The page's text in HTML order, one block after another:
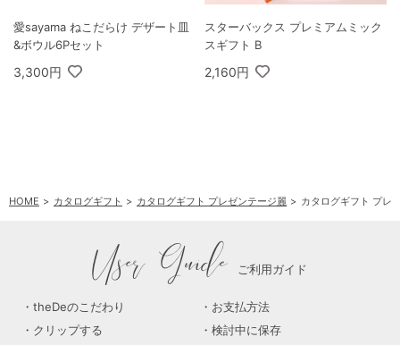
愛sayama ねこだらけ デザート皿
&ボウル6Pセット
3,300円
スターバックス プレミアムミック
スギフト B
2,160円
HOME カタログギフト カタログギフト プレゼンテージ麗 カタログギフト プレ
User Guide ご利用ガイド
theDeのこだわり
お支払方法
クリップする
検討中に保存